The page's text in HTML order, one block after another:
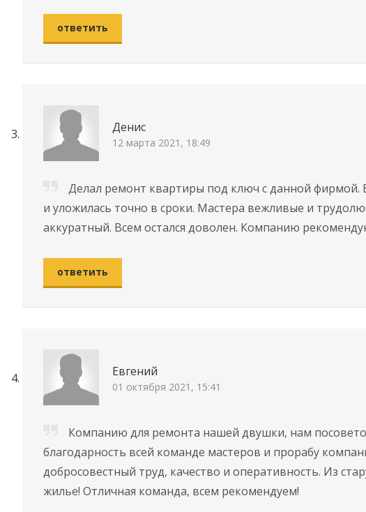
ответить
Денис
12 марта 2021, 18:49
Делал ремонт квартиры под ключ с данной фирмой.
и уложилась точно в сроки. Мастера вежливые и
аккуратный. Всем остался доволен. Компанию
ответить
Евгений
01 октября 2021, 15:41
Компанию для ремонта нашей двушки, нам
благодарность всей команде мастеров и прорабу
добросовестный труд, качество и оперативность. Из
жилье! Отличная команда, всем рекомендуем!